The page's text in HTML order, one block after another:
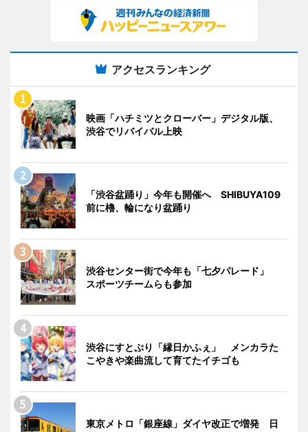
アクセスランキング
映画「ハチミツとクローバー」デジタル版、
渋谷でリバイバル上映
「渋谷盆踊り」今年も開催へ SHIBUYA109
前に櫓、輪になり盆踊り
渋谷センター街で今年も「七夕パレード」
スポーツチームらも参加
渋谷にすとぷり「縁日かふぇ」 メンカラた
こやきや楽曲流して育てたイチゴも
東京メトロ「銀座線」ダイヤ改正で増発 日